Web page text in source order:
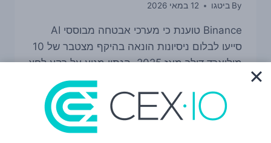
By ביטגו 12 במאי 2026
Binance טוענת כי מערכי אבטחה מבוססי AI
סייעו לבלום ניסיונות הונאה בהיקף מצטבר של 10
מיליארד דולר מאז 2025. הנתון מגיע על רקע לחץ
רגולטורי מתמשך, כולל מצד ה-SEC, ומחדד את
השאלה איך בורסות קריפטו מציגות ניהול סיכונים,
פיקוח והגנת משתמשים.